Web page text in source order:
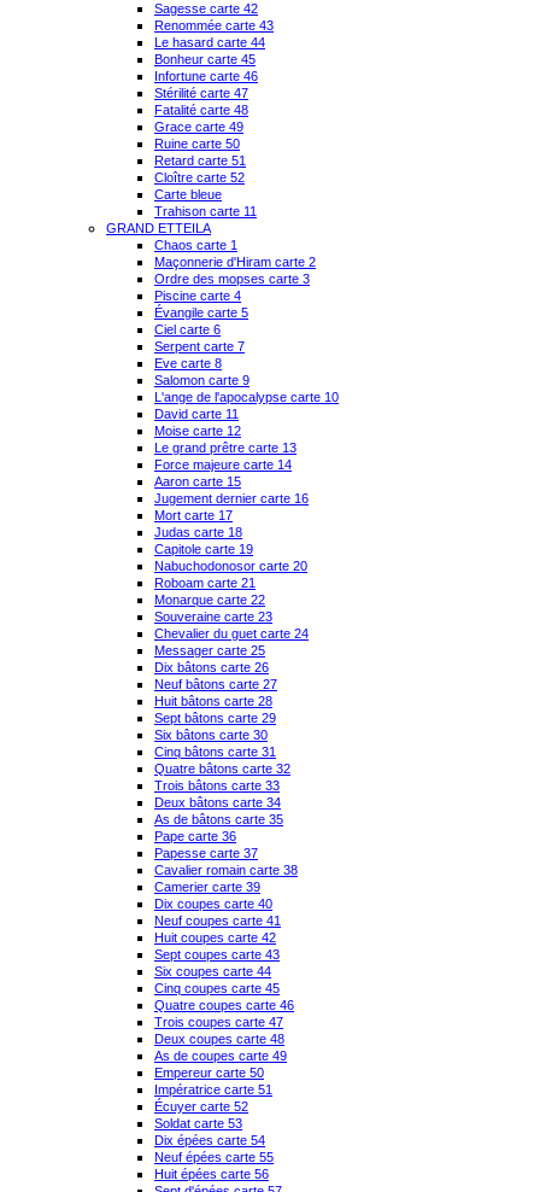
Sagesse carte 42
Renommée carte 43
Le hasard carte 44
Bonheur carte 45
Infortune carte 46
Stérilité carte 47
Fatalité carte 48
Grace carte 49
Ruine carte 50
Retard carte 51
Cloître carte 52
Carte bleue
Trahison carte 11
GRAND ETTEILA
Chaos carte 1
Maçonnerie d'Hiram carte 2
Ordre des mopses carte 3
Piscine carte 4
Évangile carte 5
Ciel carte 6
Serpent carte 7
Eve carte 8
Salomon carte 9
L'ange de l'apocalypse carte 10
David carte 11
Moise carte 12
Le grand prêtre carte 13
Force majeure carte 14
Aaron carte 15
Jugement dernier carte 16
Mort carte 17
Judas carte 18
Capitole carte 19
Nabuchodonosor carte 20
Roboam carte 21
Monarque carte 22
Souveraine carte 23
Chevalier du guet carte 24
Messager carte 25
Dix bâtons carte 26
Neuf bâtons carte 27
Huit bâtons carte 28
Sept bâtons carte 29
Six bâtons carte 30
Cinq bâtons carte 31
Quatre bâtons carte 32
Trois bâtons carte 33
Deux bâtons carte 34
As de bâtons carte 35
Pape carte 36
Papesse carte 37
Cavalier romain carte 38
Camerier carte 39
Dix coupes carte 40
Neuf coupes carte 41
Huit coupes carte 42
Sept coupes carte 43
Six coupes carte 44
Cinq coupes carte 45
Quatre coupes carte 46
Trois coupes carte 47
Deux coupes carte 48
As de coupes carte 49
Empereur carte 50
Impératrice carte 51
Écuyer carte 52
Soldat carte 53
Dix épées carte 54
Neuf épées carte 55
Huit épées carte 56